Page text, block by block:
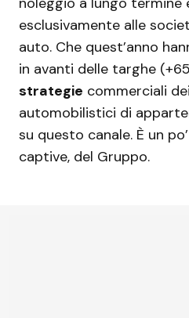
esclusivamente alle
auto. Che quest’anno
in avanti delle targhe
strategie commerciali
automobilistici di
su questo canale. È un
captive, del Gruppo.